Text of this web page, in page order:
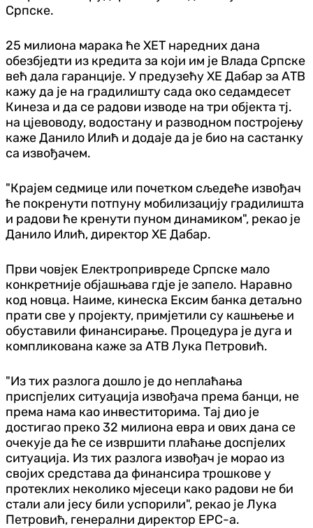
Српске.
25 милиона марака ће ХЕТ наредних дана
обезбједти из кредита за који им је Влада Српске
већ дала гаранције. У предузећу ХЕ Дабар за АТВ
кажу да је на градилишту сада око седамдесет
Кинеза и да се радови изводе на три објекта тј.
на цјевоводу, водостану и разводном постројењу
каже Данило Илић и додаје да је био на састанку
са извођачем.
"Крајем седмице или почетком сљедеће извођач
ће покренути потпуну мобилизацију градилишта
и радови ће кренути пуном динамиком", рекао је
Данило Илић, директор ХЕ Дабар.
Први човјек Електропривреде Српске мало
конкретније објашњава гдје је запело. Наравно
код новца. Наиме, кинеска Ексим банка детаљно
прати све у пројекту, примјетили су кашњење и
обуставили финансирање. Процедура је дуга и
компликована каже за АТВ Лука Петровић.
"Из тих разлога дошло је до неплаћања
приспјелих ситуација извођача према банци, не
према нама као инвеститорима. Тај дио је
достигао преко 32 милиона евра и ових дана се
очекује да ће се извршити плаћање доспјелих
ситуација. Из тих разлога извођач је морао из
својих средстава да финансира трошкове у
протеклих неколико мјесеци како радови не би
стали али јесу били успорили", рекао је Лука
Петровић, генерални директор ЕРС-а.